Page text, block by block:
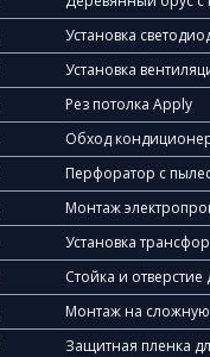
Установка
Установка
Рез потолка Apply
Обход
Перфоратор с
Монтаж
Установка
Стойка и
Монтаж на сложную
Защитная пленка